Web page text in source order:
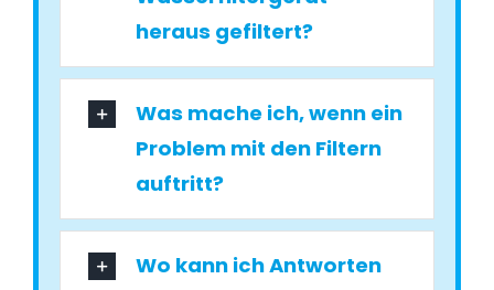
heraus gefiltert?
Was mache ich, wenn ein
Problem mit den Filtern
auftritt?
Wo kann ich Antworten